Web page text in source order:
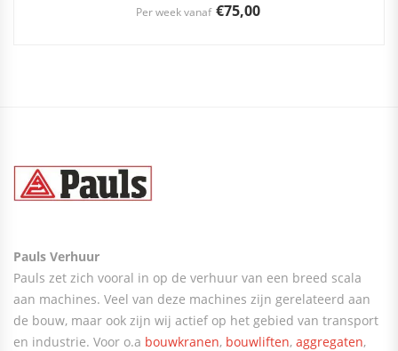
Per week vanaf €75,00
Pauls Verhuur
Pauls zet zich vooral in op de verhuur van een breed scala
aan machines. Veel van deze machines zijn gerelateerd aan
de bouw, maar ook zijn wij actief op het gebied van transport
en industrie. Voor o.a bouwkranen, bouwliften, aggregaten,